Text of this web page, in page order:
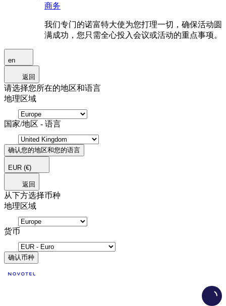
商务
我们专门的诺富特大使为您打理一切，确保活动圆
满成功，您只需全心投入会议或活动的重点事项。
en
返回
请选择您所在的地区和语言
地理区域
国家/地区 - 语言
确认您的地区和您的语言
EUR (€)
返回
从下方选择币种
地理区域
货币
确认币种